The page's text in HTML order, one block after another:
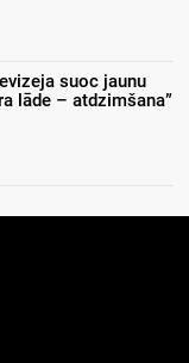
suoc jaunu
lāde – atdzimšana”